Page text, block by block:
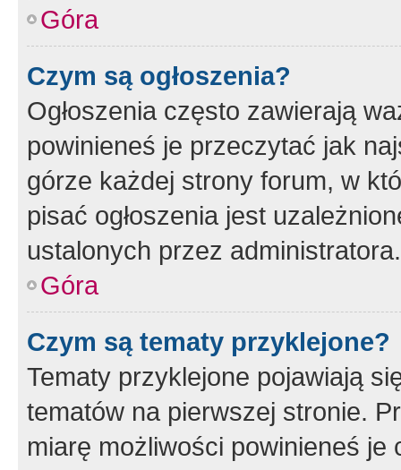
Góra
Czym są ogłoszenia?
Ogłoszenia często zawierają
powinieneś je przeczytać jak
górze każdej strony forum, w
pisać ogłoszenia jest
ustalonych przez administratora.
Góra
Czym są tematy przyklejone?
Tematy przyklejone pojawiają
tematów na pierwszej stronie.
miarę możliwości powinieneś je